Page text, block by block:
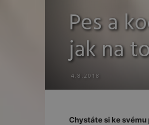
Pes a
jak na
4.8.2018
Chystáte si ke